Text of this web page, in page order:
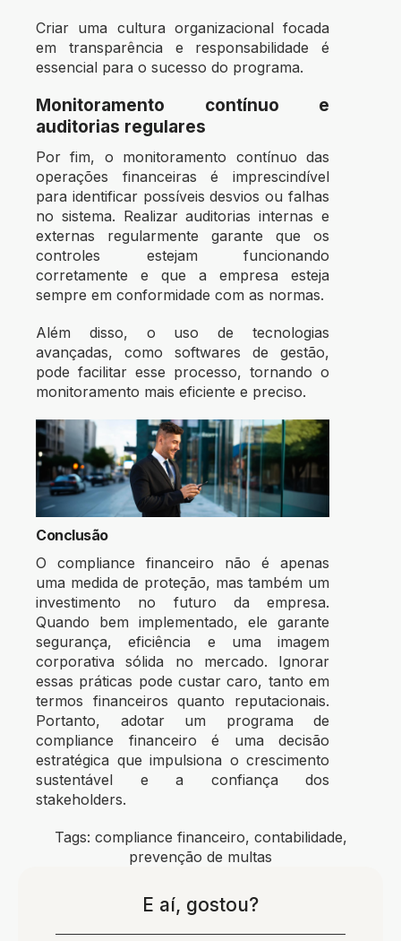
Criar uma cultura organizacional focada
em transparência e responsabilidade é
essencial para o sucesso do programa.
Monitoramento contínuo e
auditorias regulares
Por fim, o monitoramento contínuo das
operações financeiras é imprescindível
para identificar possíveis desvios ou falhas
no sistema. Realizarauditorias internas e
externas regularmente garante que os
controles estejam funcionando
corretamente e que a empresa esteja
sempre em conformidade com as normas.
Além disso, o uso de tecnologias
avançadas, como softwares de gestão,
pode facilitar esse processo, tornando o
monitoramento mais eficiente e preciso.
Conclusão
O compliance financeiro não é apenas
uma medida de proteção, mas também um
investimento no futuro da empresa.
Quando bem implementado, ele garante
segurança, eficiência e uma imagem
corporativa sólida no mercado. Ignorar
essas práticas pode custar caro, tanto em
termos financeiros quanto reputacionais.
Portanto, adotar um programa de
compliance financeiro é uma decisão
estratégica que impulsiona o crescimento
sustentável e a confiança dos
stakeholders.
Tags: compliance financeiro, contabilidade,
prevenção de multas
E aí, gostou?